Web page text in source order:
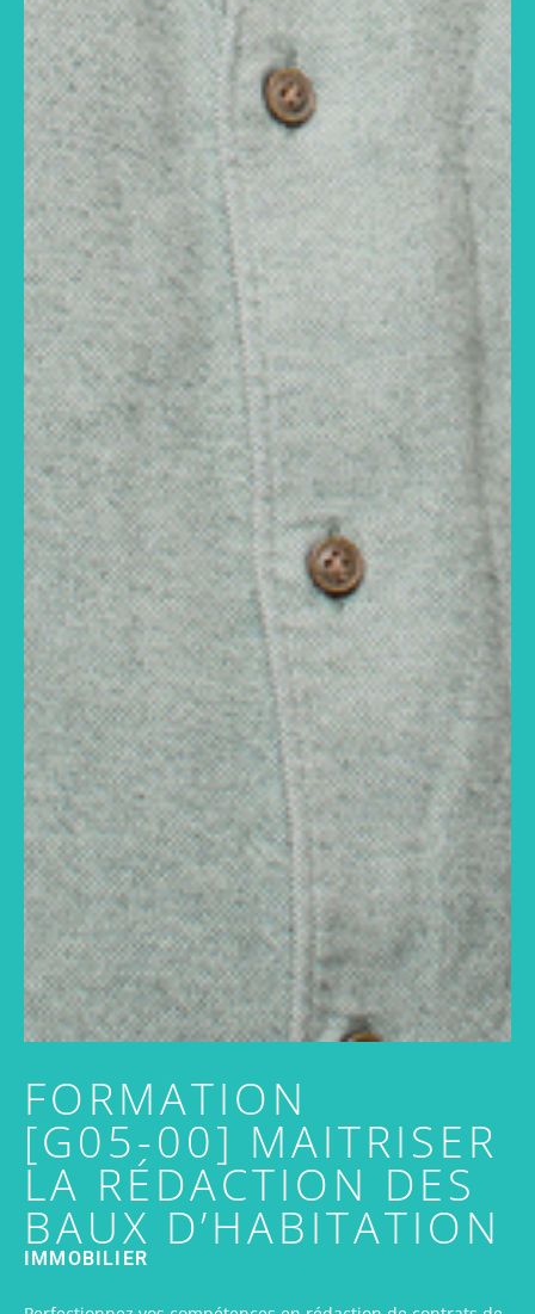
FORMATION
[G05-00] MAITRISER
LA RÉDACTION DES
BAUX D’HABITATION
IMMOBILIER